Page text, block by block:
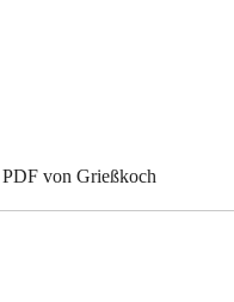
PDF von Grießkoch